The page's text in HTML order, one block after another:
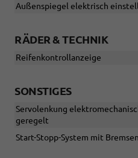
Außenspiegel elektrisch
RÄDER & TECHNIK
Reifenkontrollanzeige
SONSTIGES
Servolenkung
geregelt
Start-Stopp-System mit